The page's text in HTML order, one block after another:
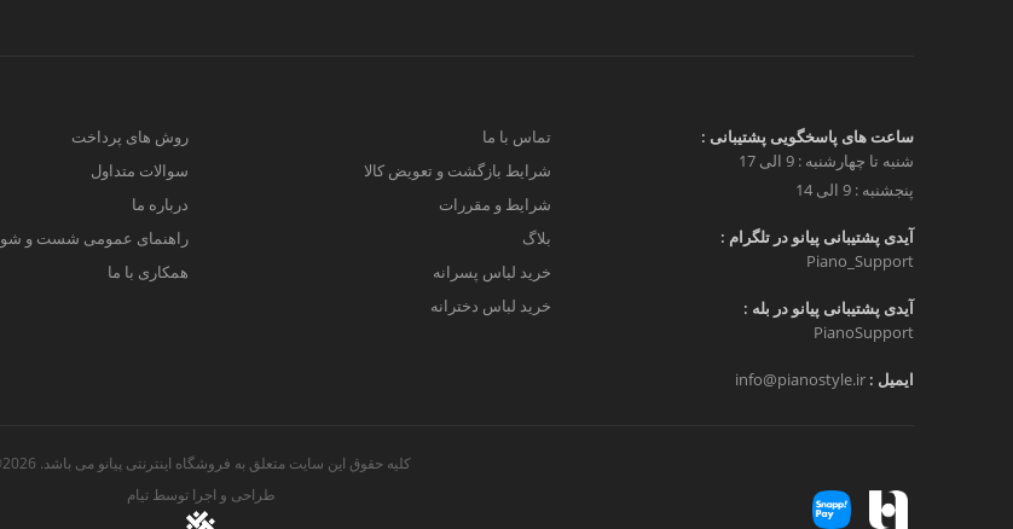
ساعت های پاسخگویی پشتیبانی :
شنبه تا چهارشنبه : 9 الی 17
پنجشنبه : 9 الی 14
آیدی پشتیبانی پیانو در تلگرام :
Piano_Support
آیدی پشتیبانی پیانو در بله :
PianoSupport
ایمیل : info@pianostyle.ir
تماس با ما
شرایط بازگشت و تعویض کالا
شرایط و مقررات
بلاگ
خرید لباس پسرانه
خرید لباس دخترانه
روش های پرداخت
سوالات متداول
درباره ما
راهنمای عمومی شست و شو
همکاری با ما
کلیه حقوق این سایت متعلق به فروشگاه اینترنتی پیانو می باشد. 2026©
طراحی و اجرا توسطتیام